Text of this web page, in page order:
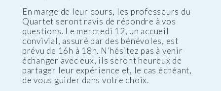
En marge de leur cours, les professeurs du
Quartet seront ravis de répondre à vos
questions. Le mercredi 12, un accueil
convivial, assuré par des bénévoles, est
prévu de 16h à 18h. N’hésitez pas à venir
échanger avec eux, ils seront heureux de
partager leur expérience et, le cas échéant,
de vous guider dans votre choix.